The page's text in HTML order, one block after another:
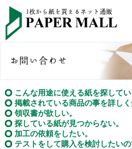
こんな用途に使える紙を探してい
掲載されている商品の事を詳しく
領収書が欲しい。
探している紙が見つからない。
加工の依頼をしたい。
テストをして購入を検討したいの